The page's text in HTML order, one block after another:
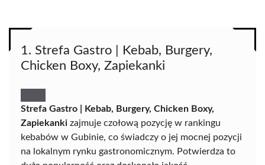
1. Strefa Gastro | Kebab, Burgery,
Chicken Boxy, Zapiekanki
Strefa Gastro | Kebab, Burgery, Chicken Boxy,
Zapiekanki zajmuje czołową pozycję w rankingu
kebabów w Gubinie, co świadczy o jej mocnej pozycji
na lokalnym rynku gastronomicznym. Potwierdza to